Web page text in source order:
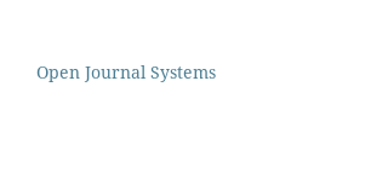
Open Journal Systems